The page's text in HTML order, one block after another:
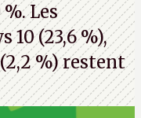
Les
(23,6 %),
%) restent